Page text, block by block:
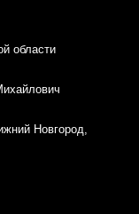
области
Новгород,